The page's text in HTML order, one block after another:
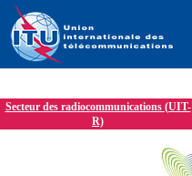
Secteur des radiocommunications (UIT-
R)